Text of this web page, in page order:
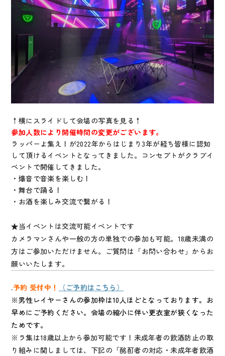
↑横にスライドして会場の写真を見る↑
参加人数により開催時間の変更がございます。
ラッパーよ集え！が2022年からはじまり3年が経ち皆様に認知
して頂けるイベントとなってきました。コンセプトがクラブイ
ベントで開催してきました。
・爆音で音楽を楽しむ！
・舞台で踊る！
・お酒を楽しみ交流で繋がる！
★当イベントは交流可能イベントです
カメラマンさんや一般の方の単独での参加も可能。18歳未満の
方はご参加いただけません。ご質問は「お問い合わせ」からお
願いいたします。
.予約 受付中！
（ご予約はこちら）
※男性レイヤーさんの参加枠は10人ほどとなっております。お
早めにご予約ください。会場の縮小に伴い更衣室が狭くなった
ためです。
※ラ集は18歳以上から参加可能です！未成年者の飲酒防止の取
り組みに関しましては、下記の「酩酊者の対応・未成年者飲酒